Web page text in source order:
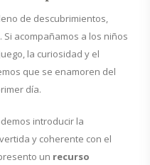
de descubrimientos,
acompañamos a los niños
la curiosidad y el
que se enamoren del
día.
introducir la
y coherente con el
un recurso